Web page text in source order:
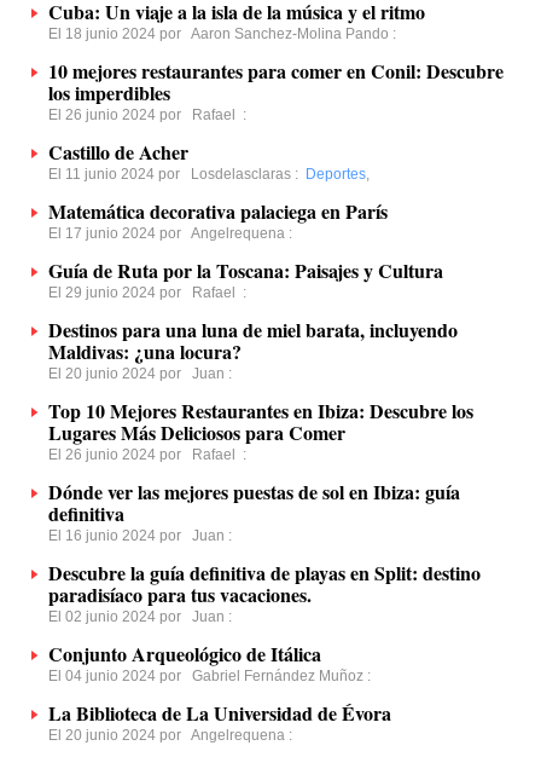
Cuba: Un viaje a la isla de la música y el ritmo
El 18 junio 2024 por Aaron Sanchez-Molina Pando :
10 mejores restaurantes para comer en Conil: Descubre
los imperdibles
El 26 junio 2024 por Rafael :
Castillo de Acher
El 11 junio 2024 por Losdelasclaras : Deportes,
Matemática decorativa palaciega en París
El 17 junio 2024 por Angelrequena :
Guía de Ruta por la Toscana: Paisajes y Cultura
El 29 junio 2024 por Rafael :
Destinos para una luna de miel barata, incluyendo
Maldivas: ¿una locura?
El 20 junio 2024 por Juan :
Top 10 Mejores Restaurantes en Ibiza: Descubre los
Lugares Más Deliciosos para Comer
El 26 junio 2024 por Rafael :
Dónde ver las mejores puestas de sol en Ibiza: guía
definitiva
El 16 junio 2024 por Juan :
Descubre la guía definitiva de playas en Split: destino
paradisíaco para tus vacaciones.
El 02 junio 2024 por Juan :
Conjunto Arqueológico de Itálica
El 04 junio 2024 por Gabriel Fernández Muñoz :
La Biblioteca de La Universidad de Évora
El 20 junio 2024 por Angelrequena :